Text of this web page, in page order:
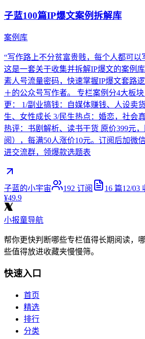
子蓝100篇IP爆文案例拆解库
案例库
“写作路上不分贫富贵贱，每个人都可以
这是一套关于收集并拆解IP爆文的案例
素人号流量密码，快速掌握IP爆文套路
＋的公众号写作者。 专栏案例分4大板
更： 1/副业搞钱：自媒体赚钱、人设卖
生、女性成长 3/民生热点：婚恋，社会
热评：书剧解析、读书干货 原价399元
阅），每满50人涨价10元。订阅后加微
进交流群，领爆款选题表
子蓝的小宇宙 192 订阅 16 篇12/03
¥49.9
小报童导航
帮你更快判断哪些专栏值得长期阅读，
些值得放进收藏夹慢慢筛。
快速入口
首页
精选
排行
分类